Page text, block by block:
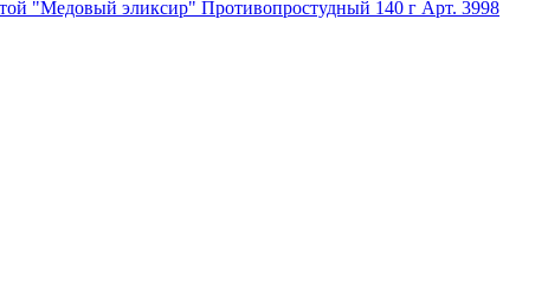
"Медовый эликсир" Противопростудный 140 г Арт. 3998